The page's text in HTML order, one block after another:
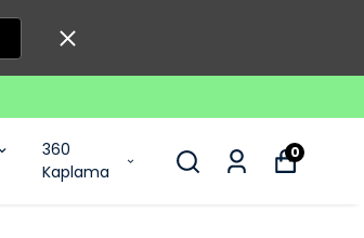
360
Kaplama
0